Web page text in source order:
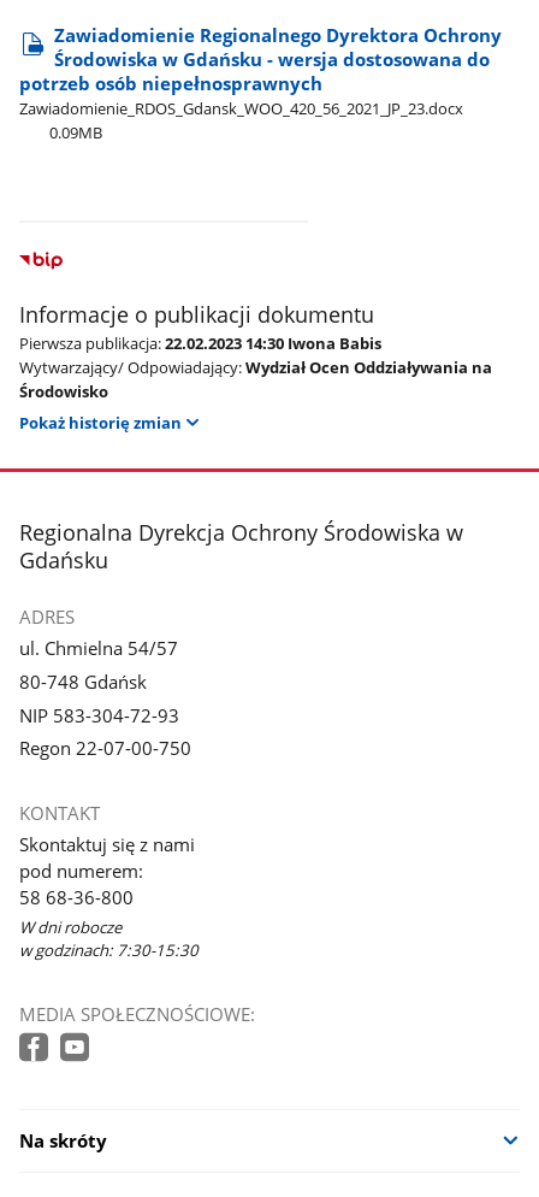
Zawiadomienie Regionalnego Dyrektora Ochrony
Środowiska w Gdańsku - wersja dostosowana do
potrzeb osób niepełnosprawnych
Zawiadomienie​_RDOS​_Gdansk​_WOO​_420​_56​_2021​_JP​_23.docx
0.09MB
Informacje o publikacji dokumentu
Pierwsza publikacja:22.02.2023 14:30 Iwona Babis
Wytwarzający/ Odpowiadający:Wydział Ocen Oddziaływania na
Środowisko
Pokaż historię zmian
stopka
Regionalna Dyrekcja Ochrony Środowiska w
Gdańsku
ADRES
ul. Chmielna 54/57
80-748 Gdańsk
NIP 583-304-72-93
Regon 22-07-00-750
KONTAKT
Skontaktuj się z nami
pod numerem:
58 68-36-800
W dni robocze
w godzinach: 7:30-15:30
MEDIA SPOŁECZNOŚCIOWE:
Na skróty